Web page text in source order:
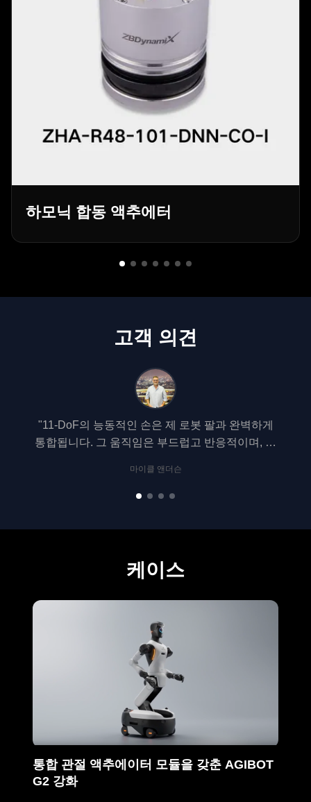
하모닉 합동 액추에터
고객 의견
"11-DoF의 능동적인 손은 제 로봇 팔과 완벽하게
통합됩니다. 그 움직임은 부드럽고 반응적이며, 강
다.저는 전체적인 성능에 매우 인상적입니다.."
마이클 앤더슨
케이스
통합 관절 액추에이터 모듈을 갖춘 AGIBOT
G2 강화